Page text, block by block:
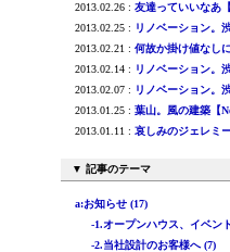
2013.02.26 : 友達っていいなあ
2013.02.25 : リノベーション。
2013.02.21 : 何故か掛け値なし
2013.02.14 : リノベーション。
2013.02.07 : リノベーション。
2013.01.25 : 葉山。風の建築【
2013.01.11 : 哀しみのジェレミ
▼ 記事のテーマ
a:お知らせ (17)
-1.オープンハウス、イベン
-2.当社設計のお客様へ (7)